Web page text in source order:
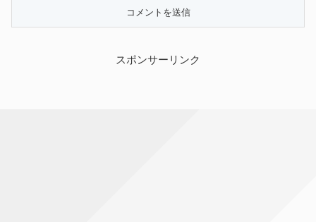
スポンサーリンク